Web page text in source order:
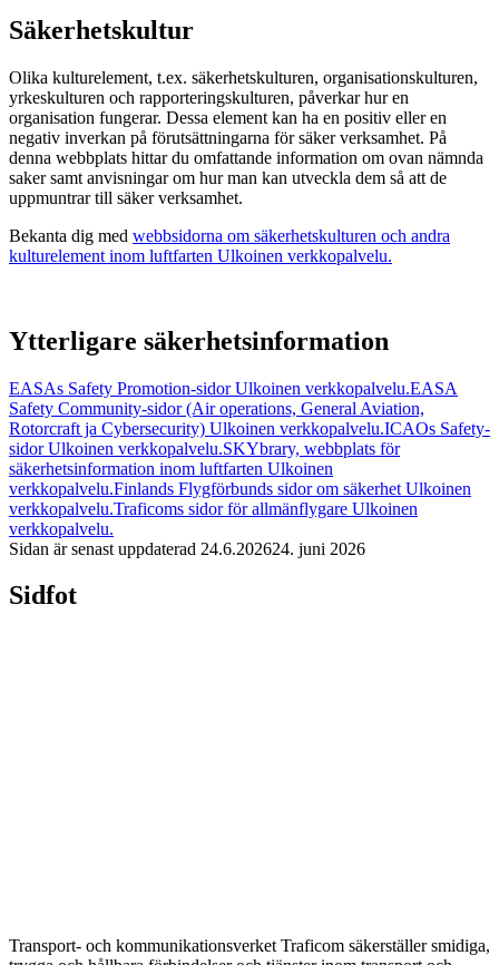
Säkerhetskultur
Olika kulturelement, t.ex. säkerhetskulturen, organisationskulturen,
yrkeskulturen och rapporteringskulturen, påverkar hur en
organisation fungerar. Dessa element kan ha en positiv eller en
negativ inverkan på förutsättningarna för säker verksamhet. På
denna webbplats hittar du omfattande information om ovan nämnda
saker samt anvisningar om hur man kan utveckla dem så att de
uppmuntrar till säker verksamhet.
Bekanta dig med webbsidorna om säkerhetskulturen och andra
kulturelement inom luftfarten Ulkoinen verkkopalvelu.
Ytterligare säkerhetsinformation
EASAs Safety Promotion-sidor Ulkoinen verkkopalvelu.EASA
Safety Community-sidor (Air operations, General Aviation,
Rotorcraft ja Cybersecurity) Ulkoinen verkkopalvelu.ICAOs Safety-
sidor Ulkoinen verkkopalvelu.SKYbrary, webbplats för
säkerhetsinformation inom luftfarten Ulkoinen
verkkopalvelu.Finlands Flygförbunds sidor om säkerhet Ulkoinen
verkkopalvelu.Traficoms sidor för allmänflygare Ulkoinen
verkkopalvelu.
Sidan är senast uppdaterad 24.6.202624. juni 2026
Sidfot
Transport- och kommunikationsverket Traficom säkerställer smidiga,